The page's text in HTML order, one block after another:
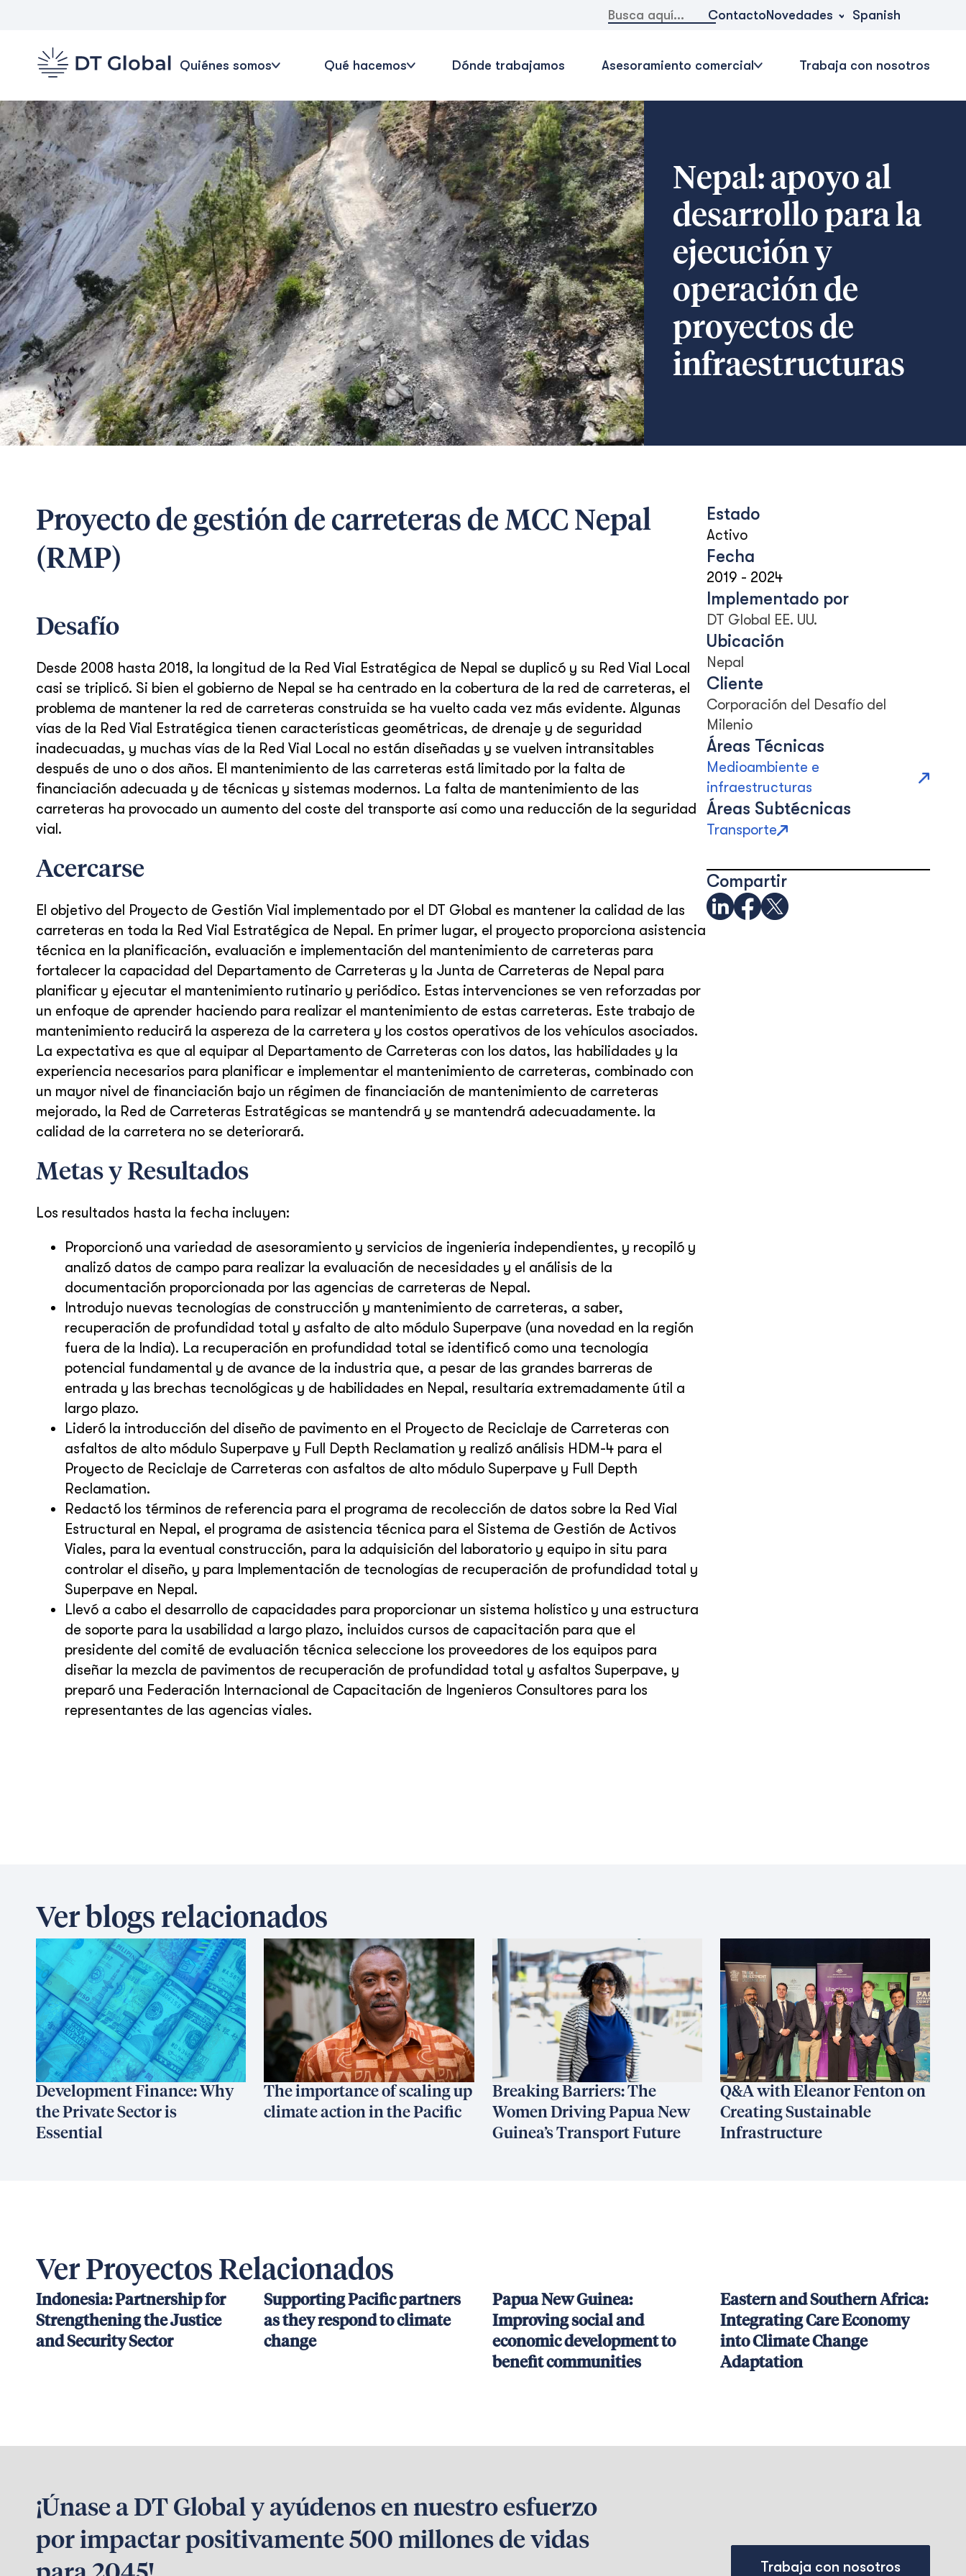
Buscar: ContactoNovedades Spanish
Quiénes somos Qué hacemos Dónde trabajamos Asesoramiento comercial Trabaja con nosotros
Nepal: apoyo al
desarrollo para la
ejecución y
operación de
proyectos de
infraestructuras
Proyecto de gestión de carreteras de MCC Nepal
(RMP)
Desafío
Desde 2008 hasta 2018, la longitud de la Red Vial Estratégica de Nepal se duplicó y su Red Vial Local
casi se triplicó. Si bien el gobierno de Nepal se ha centrado en la cobertura de la red de carreteras, el
problema de mantener la red de carreteras construida se ha vuelto cada vez más evidente. Algunas
vías de la Red Vial Estratégica tienen características geométricas, de drenaje y de seguridad
inadecuadas, y muchas vías de la Red Vial Local no están diseñadas y se vuelven intransitables
después de uno o dos años. El mantenimiento de las carreteras está limitado por la falta de
financiación adecuada y de técnicas y sistemas modernos. La falta de mantenimiento de las
carreteras ha provocado un aumento del coste del transporte así como una reducción de la seguridad
vial.
Acercarse
El objetivo del Proyecto de Gestión Vial implementado por el DT Global es mantener la calidad de las
carreteras en toda la Red Vial Estratégica de Nepal. En primer lugar, el proyecto proporciona asistencia
técnica en la planificación, evaluación e implementación del mantenimiento de carreteras para
fortalecer la capacidad del Departamento de Carreteras y la Junta de Carreteras de Nepal para
planificar y ejecutar el mantenimiento rutinario y periódico. Estas intervenciones se ven reforzadas por
un enfoque de aprender haciendo para realizar el mantenimiento de estas carreteras. Este trabajo de
mantenimiento reducirá la aspereza de la carretera y los costos operativos de los vehículos asociados.
La expectativa es que al equipar al Departamento de Carreteras con los datos, las habilidades y la
experiencia necesarios para planificar e implementar el mantenimiento de carreteras, combinado con
un mayor nivel de financiación bajo un régimen de financiación de mantenimiento de carreteras
mejorado, la Red de Carreteras Estratégicas se mantendrá y se mantendrá adecuadamente. la
calidad de la carretera no se deteriorará.
Metas y Resultados
Los resultados hasta la fecha incluyen:
Proporcionó una variedad de asesoramiento y servicios de ingeniería independientes, y recopiló y
analizó datos de campo para realizar la evaluación de necesidades y el análisis de la
documentación proporcionada por las agencias de carreteras de Nepal.
Introdujo nuevas tecnologías de construcción y mantenimiento de carreteras, a saber,
recuperación de profundidad total y asfalto de alto módulo Superpave (una novedad en la región
fuera de la India). La recuperación en profundidad total se identificó como una tecnología
potencial fundamental y de avance de la industria que, a pesar de las grandes barreras de
entrada y las brechas tecnológicas y de habilidades en Nepal, resultaría extremadamente útil a
largo plazo.
Lideró la introducción del diseño de pavimento en el Proyecto de Reciclaje de Carreteras con
asfaltos de alto módulo Superpave y Full Depth Reclamation y realizó análisis HDM-4 para el
Proyecto de Reciclaje de Carreteras con asfaltos de alto módulo Superpave y Full Depth
Reclamation.
Redactó los términos de referencia para el programa de recolección de datos sobre la Red Vial
Estructural en Nepal, el programa de asistencia técnica para el Sistema de Gestión de Activos
Viales, para la eventual construcción, para la adquisición del laboratorio y equipo in situ para
controlar el diseño, y para Implementación de tecnologías de recuperación de profundidad total y
Superpave en Nepal.
Llevó a cabo el desarrollo de capacidades para proporcionar un sistema holístico y una estructura
de soporte para la usabilidad a largo plazo, incluidos cursos de capacitación para que el
presidente del comité de evaluación técnica seleccione los proveedores de los equipos para
diseñar la mezcla de pavimentos de recuperación de profundidad total y asfaltos Superpave, y
preparó una Federación Internacional de Capacitación de Ingenieros Consultores para los
representantes de las agencias viales.
Estado
Activo
Fecha
2019 - 2024
Implementado por
DT Global EE. UU.
Ubicación
Nepal
Cliente
Corporación del Desafío del
Milenio
Áreas Técnicas
Medioambiente e
infraestructuras
Áreas Subtécnicas
Transporte
Compartir
Ver blogs relacionados
Development Finance: Why
the Private Sector is
Essential
The importance of scaling up
climate action in the Pacific
Breaking Barriers: The
Women Driving Papua New
Guinea’s Transport Future
Q&A with Eleanor Fenton on
Creating Sustainable
Infrastructure
Ver Proyectos Relacionados
Indonesia: Partnership for
Strengthening the Justice
and Security Sector
Supporting Pacific partners
as they respond to climate
change
Papua New Guinea:
Improving social and
economic development to
benefit communities
Eastern and Southern Africa:
Integrating Care Economy
into Climate Change
Adaptation
¡Únase a DT Global y ayúdenos en nuestro esfuerzo
por impactar positivamente 500 millones de vidas
Trabaja con nosotros